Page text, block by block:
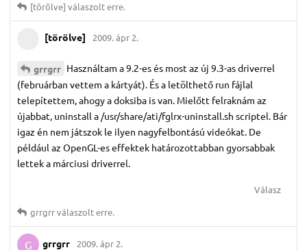
[törölve] válaszolt erre.
[törölve] 2009. ápr 2.
grrgrr Használtam a 9.2-es és most az új 9.3-as driverrel
(februárban vettem a kártyát). És a letölthető run fájlal
telepítettem, ahogy a doksiba is van. Mielőtt felraknám az
újabbat, uninstall a /usr/share/ati/fglrx-uninstall.sh scriptel. Bár
igaz én nem játszok le ilyen nagyfelbontású videókat. De
például az OpenGL-es effektek határozottabban gyorsabbak
lettek a márciusi driverrel.
Válasz
grrgrrválaszolt erre.
G grrgrr 2009. ápr 2.